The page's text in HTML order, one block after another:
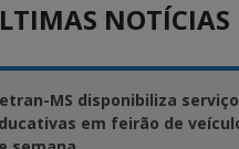
NOTÍCIAS
MS disponibiliza
em feirão de